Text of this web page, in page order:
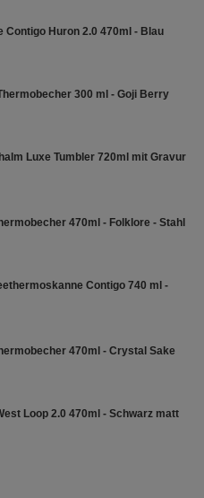
haben zwei Stahlwände mit
In Kombination mit dem
dies, dass ein heißes Getränk 3
Huron 2.0 470ml - Blau
300 ml - Goji Berry
Luxe Tumbler 720ml mit Gravur
470ml - Folklore - Stahl
Contigo 740 ml -
470ml - Crystal Sake
Loop 2.0 470ml - Schwarz matt